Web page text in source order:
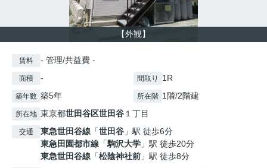
【外観】
賃料 - 管理/共益費 -
面積 - 間取り 1R
築年数 築5年 所在階 1階/2階建
所在地 東京都世田谷区世田谷 １丁目
交通 東急世田谷線 「世田谷 」駅 徒歩6分
東急田園都市線 「駒沢大学 」駅 徒歩20分
東急世田谷線 「松陰神社前 」駅 徒歩8分